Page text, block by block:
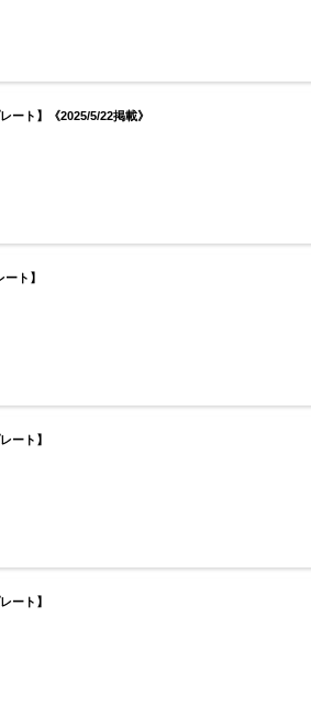
ート】《2025/5/22掲載》
ト】
ート】
ート】